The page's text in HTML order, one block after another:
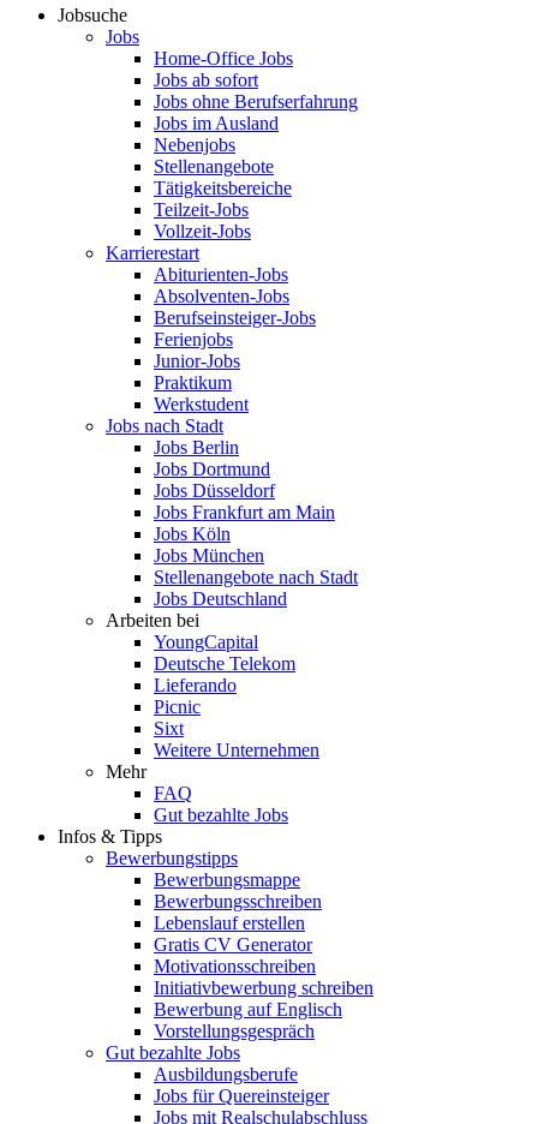
Jobsuche
Jobs
Home-Office Jobs
Jobs ab sofort
Jobs ohne Berufserfahrung
Jobs im Ausland
Nebenjobs
Stellenangebote
Tätigkeitsbereiche
Teilzeit-Jobs
Vollzeit-Jobs
Karrierestart
Abiturienten-Jobs
Absolventen-Jobs
Berufseinsteiger-Jobs
Ferienjobs
Junior-Jobs
Praktikum
Werkstudent
Jobs nach Stadt
Jobs Berlin
Jobs Dortmund
Jobs Düsseldorf
Jobs Frankfurt am Main
Jobs Köln
Jobs München
Stellenangebote nach Stadt
Jobs Deutschland
Arbeiten bei
YoungCapital
Deutsche Telekom
Lieferando
Picnic
Sixt
Weitere Unternehmen
Mehr
FAQ
Gut bezahlte Jobs
Infos & Tipps
Bewerbungstipps
Bewerbungsmappe
Bewerbungsschreiben
Lebenslauf erstellen
Gratis CV Generator
Motivationsschreiben
Initiativbewerbung schreiben
Bewerbung auf Englisch
Vorstellungsgespräch
Gut bezahlte Jobs
Ausbildungsberufe
Jobs für Quereinsteiger
Jobs mit Realschulabschluss